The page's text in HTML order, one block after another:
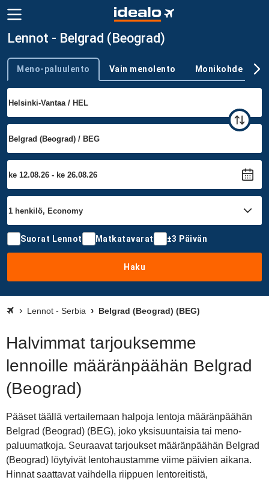
Lennot - Belgrad (Beograd)
Trip type
Meno-paluulento Vain menolento Monikohde
Suorat Lennot Matkatavarat ±3 Päivän
Haku
Lennot - Serbia Belgrad (Beograd) (BEG)
Halvimmat tarjouksemme
lennoille määränpäähän Belgrad
(Beograd)
Pääset täällä vertailemaan halpoja lentoja määränpäähän
Belgrad (Beograd) (BEG), joko yksisuuntaisia tai meno-
paluumatkoja. Seuraavat tarjoukset määränpäähän Belgrad
(Beograd) löytyivät lentohaustamme viime päivien aikana.
Hinnat saattavat vaihdella riippuen lentoreitistä,